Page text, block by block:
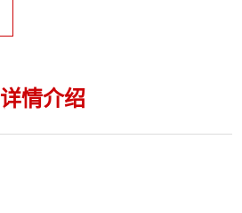
详情介绍